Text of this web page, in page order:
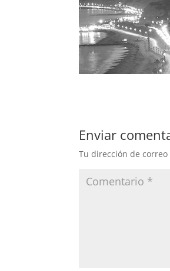
Enviar
Tu dirección de